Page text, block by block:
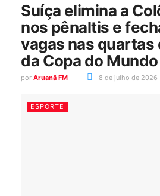
Suíça elimina a
nos pênaltis e
vagas nas quartas
da Copa do Mundo
por Aruanã FM 8 de julho de 2026
ESPORTE